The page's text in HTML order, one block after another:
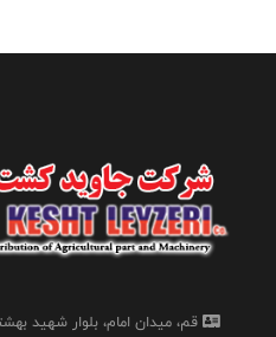
قم، میدان امام، بلوار شهید